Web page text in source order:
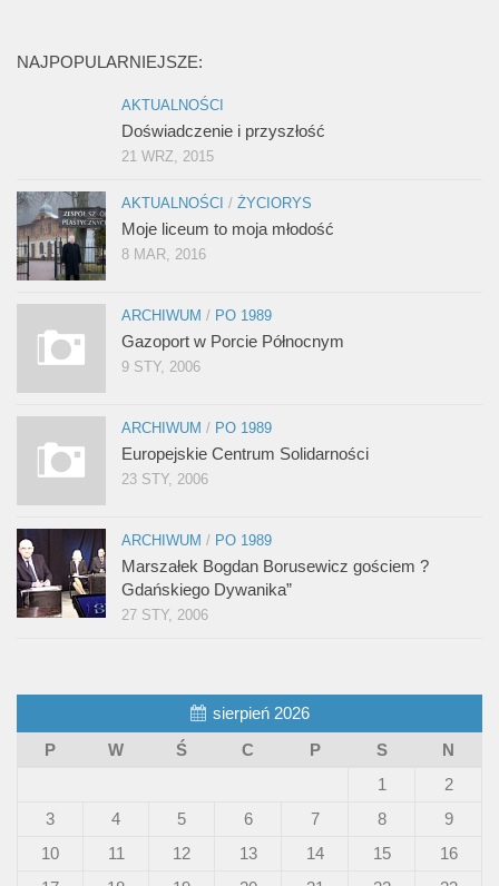
NAJPOPULARNIEJSZE:
AKTUALNOŚCI
Doświadczenie i przyszłość
21 WRZ, 2015
AKTUALNOŚCI / ŻYCIORYS
Moje liceum to moja młodość
8 MAR, 2016
ARCHIWUM / PO 1989
Gazoport w Porcie Północnym
9 STY, 2006
ARCHIWUM / PO 1989
Europejskie Centrum Solidarności
23 STY, 2006
ARCHIWUM / PO 1989
Marszałek Bogdan Borusewicz gościem ?
Gdańskiego Dywanika”
27 STY, 2006
sierpień 2026
P
W Ś C P S
N
1
2
3
4 5 6 7 8
9
10
11 12 13 14 15
16